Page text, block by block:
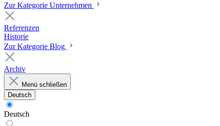
Zur Kategorie Unternehmen
Referenzen
Historie
Zur Kategorie Blog
Archiv
Menü schließen
Deutsch
Deutsch